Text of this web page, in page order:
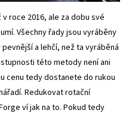
roce 2016, ale za dobu své
Všechny řady jsou vyráběny
a lehčí, než ta vyráběná
této metody není ani
cenu tedy dostanete do rukou
Redukovat rotační
ví jak na to. Pokud tedy